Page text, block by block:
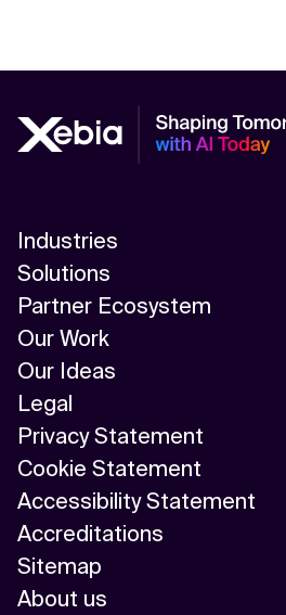
Industries
Solutions
Partner Ecosystem
Our Work
Our Ideas
Legal
Privacy Statement
Cookie Statement
Accessibility Statement
Accreditations
Sitemap
About us